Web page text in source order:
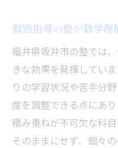
個別指導の塾が数学理
福井県坂井市の塾では
きな効果を発揮してい
りの学習状況や苦手分
度を調整できる点にあ
積み重ねが不可欠な科
そのままにせず、個々